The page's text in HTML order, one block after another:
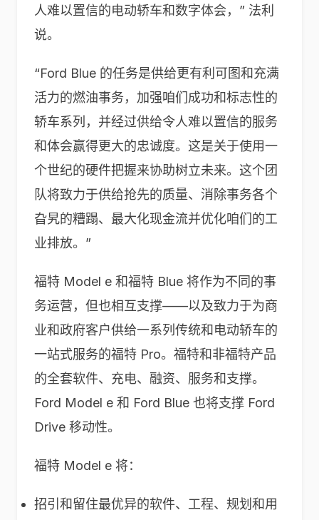
人难以置信的电动轿车和数字体会，” 法利
说。
“Ford Blue 的任务是供给更有利可图和充满
活力的燃油事务，加强咱们成功和标志性的
轿车系列，并经过供给令人难以置信的服务
和体会赢得更大的忠诚度。这是关于使用一
个世纪的硬件把握来协助树立未来。这个团
队将致力于供给抢先的质量、消除事务各个
旮旯的糟蹋、最大化现金流并优化咱们的工
业排放。”
福特 Model e 和福特 Blue 将作为不同的事
务运营，但也相互支撑——以及致力于为商
业和政府客户供给一系列传统和电动轿车的
一站式服务的福特 Pro。福特和非福特产品
的全套软件、充电、融资、服务和支撑。
Ford Model e 和 Ford Blue 也将支撑 Ford
Drive 移动性。
福特 Model e 将：
招引和留住最优异的软件、工程、规划和用